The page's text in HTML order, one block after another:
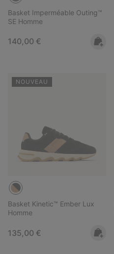
Basket Imperméable Outing™
SE Homme
Regular price:
140,00 €
NOUVEAU
Basket Kinetic™ Ember Lux
Homme
Regular price:
135,00 €